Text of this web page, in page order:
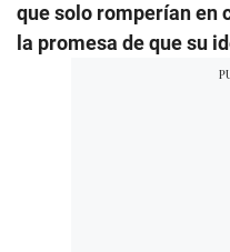
que solo romperían en
la promesa de que su